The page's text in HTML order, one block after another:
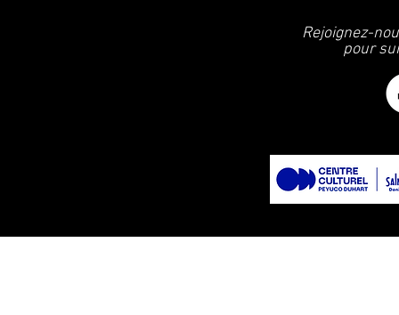
Rejoignez-
pour